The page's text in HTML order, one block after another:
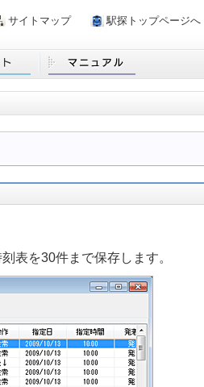
サイトマップ 駅探トップページへ
表を30件まで保存します。